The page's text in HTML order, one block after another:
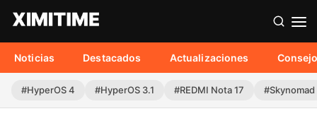
Noticias Destacados Actualizaciones
#HyperOS 4 #HyperOS 3.1 #REDMI Nota 17 #Skynomad